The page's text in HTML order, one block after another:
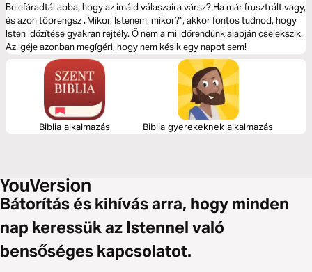
Belefáradtál abba, hogy az imáid válaszaira vársz? Ha már frusztrált vagy,
és azon töprengsz „Mikor, Istenem, mikor?”, akkor fontos tudnod, hogy
Isten időzítése gyakran rejtély. Ő nem a mi időrendünk alapján cselekszik.
Az Igéje azonban megígéri, hogy nem késik egy napot sem!
Biblia alkalmazás Biblia gyerekeknek alkalmazás
Bátorítás és kihívás arra, hogy minden
nap keressük az Istennel való
bensőséges kapcsolatot.